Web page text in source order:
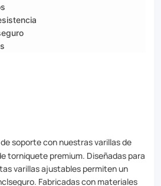
soporte con nuestras varillas de
torniquete premium. Diseñadas para
varillas ajustables permiten un
Fabricadas con materiales